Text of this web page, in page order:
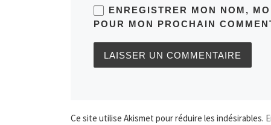
ENREGISTRER MON NOM,
POUR MON PROCHAIN
Ce site utilise Akismet pour réduire les indésirables.